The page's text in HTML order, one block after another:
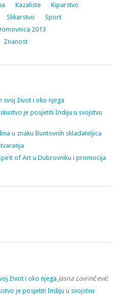
Kazaliste
Kiparstvo
Slikarstvo
Sport
2013
Znanost
svoj život i oko njega
je posjetiti Indiju u svojstvu
u znaku Buntovnih skladateljica
of Art u Dubrovniku i promocija
život i oko njega Jasna Lovrinčević
je posjetiti Indiju u svojstvu